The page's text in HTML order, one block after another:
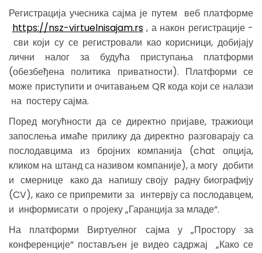
Регистрација учесника сајма је путем веб платформе
https://nsz-virtuelnisajam.rs, а након регистрације -
сви који су се регистровали као корисници, добијају
лични налог за будућа приступања платформи
(обезбеђена политика приватности). Платформи се
може приступити и очитавањем QR кода који се налази
на постеру сајма.
Поред могућности да се директно пријаве, тражиоци
запослења имаће прилику да директно разговарају са
послодавцима из бројних компанија (chat опција,
кликом на штанд са називом компаније), а могу добити
и смернице како да напишу своју радну биографију
(CV), како се припремити за интервју са послодавцем,
и информисати о пројеку „Гаранција за младе“.
На платформи Виртуелног сајма у „Простору за
конференције“ постављен је видео садржај „Како се